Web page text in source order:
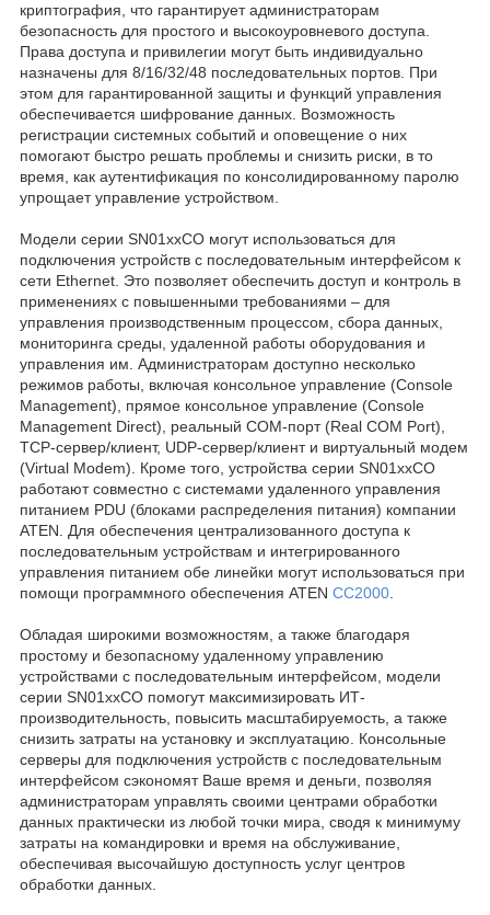
криптография, что гарантирует администраторам
безопасность для простого и высокоуровневого доступа.
Права доступа и привилегии могут быть индивидуально
назначены для 8/16/32/48 последовательных портов. При
этом для гарантированной защиты и функций управления
обеспечивается шифрование данных. Возможность
регистрации системных событий и оповещение о них
помогают быстро решать проблемы и снизить риски, в то
время, как аутентификация по консолидированному паролю
упрощает управление устройством.
Модели серии SN01xxCO могут использоваться для
подключения устройств с последовательным интерфейсом к
сети Ethernet. Это позволяет обеспечить доступ и контроль в
применениях с повышенными требованиями – для
управления производственным процессом, сбора данных,
мониторинга среды, удаленной работы оборудования и
управления им. Администраторам доступно несколько
режимов работы, включая консольное управление (Console
Management), прямое консольное управление (Console
Management Direct), реальный COM-порт (Real COM Port),
TCP-сервер/клиент, UDP-сервер/клиент и виртуальный модем
(Virtual Modem). Кроме того, устройства серии SN01xxCO
работают совместно с системами удаленного управления
питанием PDU (блоками распределения питания) компании
ATEN. Для обеспечения централизованного доступа к
последовательным устройствам и интегрированного
управления питанием обе линейки могут использоваться при
помощи программного обеспечения ATEN CC2000
Обладая широкими возможностям, а также благодаря
простому и безопасному удаленному управлению
устройствами с последовательным интерфейсом, модели
серии SN01xxCO помогут максимизировать ИТ-
производительность, повысить масштабируемость, а также
снизить затраты на установку и эксплуатацию. Консольные
серверы для подключения устройств с последовательным
интерфейсом сэкономят Ваше время и деньги, позволяя
администраторам управлять своими центрами обработки
данных практически из любой точки мира, сводя к минимуму
затраты на командировки и время на обслуживание,
обеспечивая высочайшую доступность услуг центров
обработки данных.